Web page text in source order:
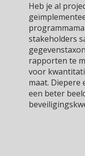
Heb je al
stakeholders
rapporten te
voor
maat. Diepere
een beter